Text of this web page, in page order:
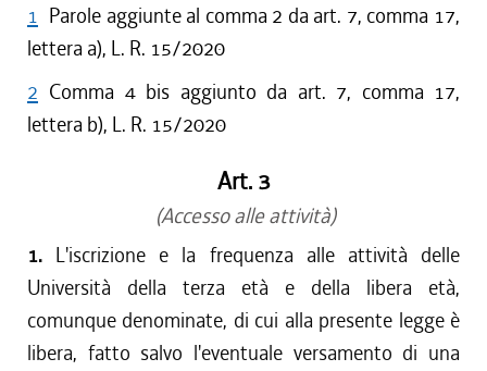
1 Parole aggiunte al comma 2 da art. 7, comma 17,
lettera a), L. R. 15/2020
2 Comma 4 bis aggiunto da art. 7, comma 17,
lettera b), L. R. 15/2020
Art. 3
(Accesso alle attività)
1. L'iscrizione e la frequenza alle attività delle
Università della terza età e della libera età,
comunque denominate, di cui alla presente legge è
libera, fatto salvo l'eventuale versamento di una